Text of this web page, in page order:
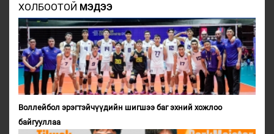
ХОЛБООТОЙ МЭДЭЭ
Воллейбол эрэгтэйчүүдийн шигшээ баг эхний хожлоо
байгууллаа